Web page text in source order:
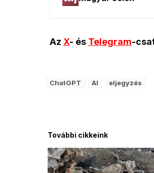
Az X- és Telegram-
ChatGPT AI eljegyzés
További cikkeink